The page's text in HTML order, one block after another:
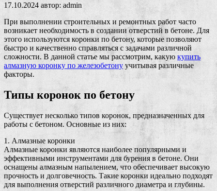
17.10.2024 автор: admin
При выполнении строительных и ремонтных работ часто
возникает необходимость в создании отверстий в бетоне. Для
этого используются коронки по бетону, которые позволяют
быстро и качественно справляться с задачами различной
сложности. В данной статье мы рассмотрим, какую купить
алмазную коронку по железобетонуучитывая различные
факторы.
Типы коронок по бетону
Существует несколько типов коронок, предназначенных для
работы с бетоном. Основные из них:
1. Алмазные коронки
Алмазные коронки являются наиболее популярными и
эффективными инструментами для бурения в бетоне. Они
оснащены алмазным напылением, что обеспечивает высокую
прочность и долговечность. Такие коронки идеально подходят
для выполнения отверстий различного диаметра и глубины.